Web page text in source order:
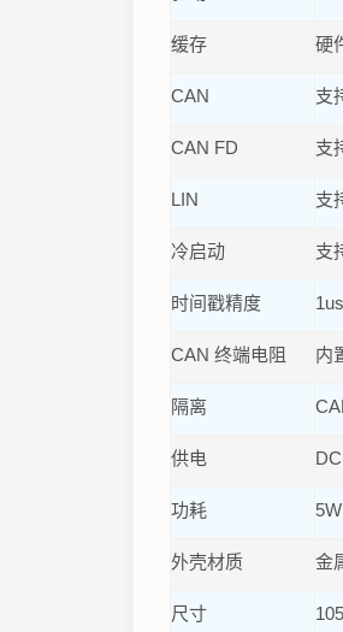
缓存 硬
CAN 支
CAN FD 支
LIN 支
冷启动 支
时间戳精度
CAN 终端电阻 内
隔离
供电
功耗 5W
外壳材质 金
尺寸